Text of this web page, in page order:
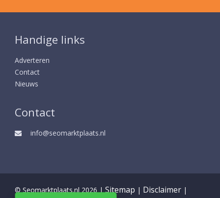
Handige links
Adverteren
Contact
Nieuws
Contact
info@seomarktplaats.nl
© Seomarktplaats.nl 2026 |Sitemap | Disclaimer |